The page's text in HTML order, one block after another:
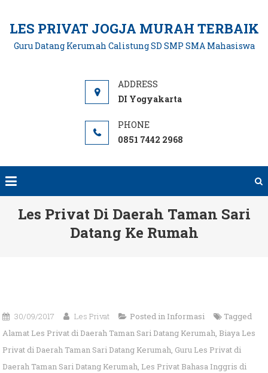
content
LES PRIVAT JOGJA MURAH TERBAIK
Guru Datang Kerumah Calistung SD SMP SMA Mahasiswa
DI Yogyakarta
0851 7442 2968
Les Privat Di Daerah Taman Sari
Datang Ke Rumah
30/09/2017 Les Privat Posted in Informasi
Tagged
Alamat Les Privat di Daerah Taman Sari Datang Kerumah, Biaya Les
Privat di Daerah Taman Sari Datang Kerumah, Guru Les Privat di
Daerah Taman Sari Datang Kerumah, Les Privat Bahasa Inggris di